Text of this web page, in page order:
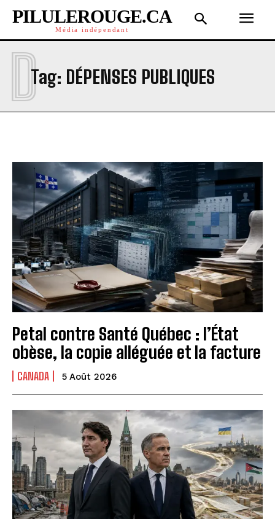
PILULEROUGE.CA
Média indépendant
Tag: DÉPENSES PUBLIQUES
D
Petal contre Santé Québec : l’État
obèse, la copie alléguée et la facture
CANADA 5 Août 2026